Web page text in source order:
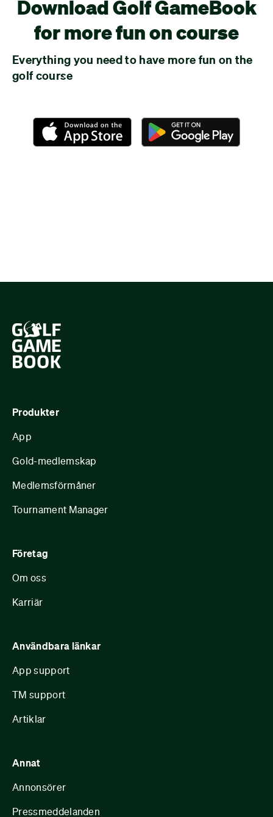
Download Golf GameBook
for more fun on course
Everything you need to have more fun on the
golf course
Produkter
App
Gold-medlemskap
Medlemsförmåner
Tournament Manager
Företag
Om oss
Karriär
Användbara länkar
App support
TM support
Artiklar
Annat
Annonsörer
Pressmeddelanden